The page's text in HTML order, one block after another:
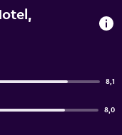
8,1
8,0